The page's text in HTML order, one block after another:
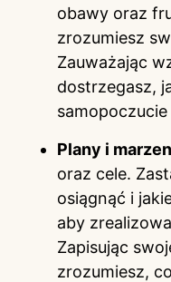
obawy oraz
zrozumiesz
Zauważając
dostrzegasz,
Plany i
oraz cele.
osiągnąć i
aby
Zapisując
zrozumiesz,